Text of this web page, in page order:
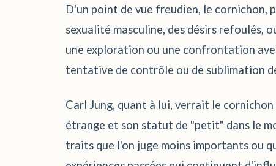
D'un point de vue freudien, le cornichon,
sexualité masculine, des désirs refoulés,
une exploration ou une confrontation
tentative de contrôle ou de sublimation
Carl Jung, quant à lui, verrait le
étrange et son statut de "petit" dans le
traits que l'on juge moins importants ou